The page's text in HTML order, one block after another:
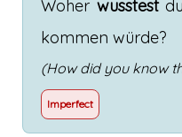
Woher wusstest du
kommen würde?
(How did you know
Imperfect